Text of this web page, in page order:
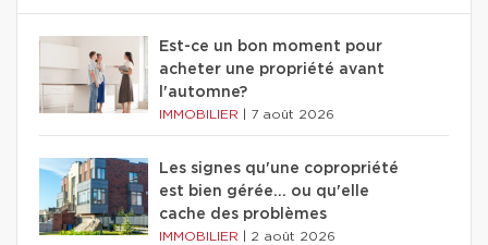
Est-ce un bon moment pour
acheter une propriété avant
l'automne?
IMMOBILIER 7 août 2026
Les signes qu'une copropriété
est bien gérée… ou qu'elle
cache des problèmes
IMMOBILIER 2 août 2026